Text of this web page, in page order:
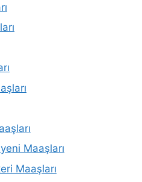
Maaşları
Maaşları